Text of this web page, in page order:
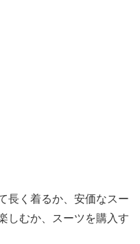
長く着るか、安価なスー
しむか、スーツを購入す